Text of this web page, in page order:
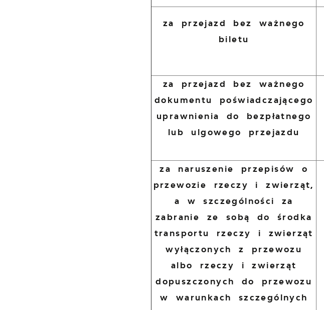
za przejazd bez ważnego
biletu
za przejazd bez ważnego
dokumentu poświadczającego
uprawnienia do bezpłatnego
lub ulgowego przejazdu
za naruszenie przepisów o
przewozie rzeczy i zwierząt,
a w szczególności za
zabranie ze sobą do środka
transportu rzeczy i zwierząt
wyłączonych z przewozu
albo rzeczy i zwierząt
dopuszczonych do przewozu
w warunkach szczególnych